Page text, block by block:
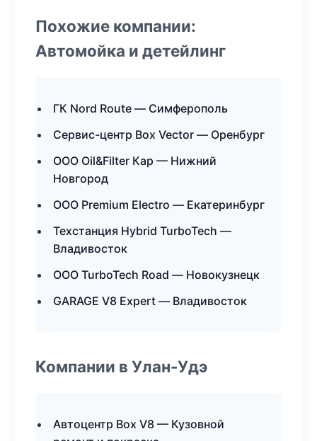
Похожие компании:
Автомойка и детейлинг
ГК Nord Route — Симферополь
Сервис-центр Box Vector — Оренбург
ООО Oil&Filter Кар — Нижний
Новгород
ООО Premium Electro — Екатеринбург
Техстанция Hybrid TurboTech —
Владивосток
ООО TurboTech Road — Новокузнецк
GARAGE V8 Expert — Владивосток
Компании в Улан-Удэ
Автоцентр Box V8 — Кузовной